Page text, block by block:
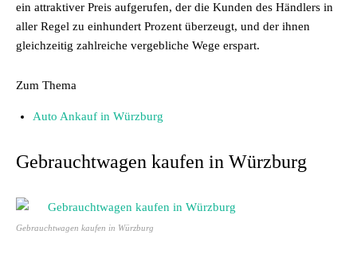
ein attraktiver Preis aufgerufen, der die Kunden des Händlers in
aller Regel zu einhundert Prozent überzeugt, und der ihnen
gleichzeitig zahlreiche vergebliche Wege erspart.
Zum Thema
Auto Ankauf in Würzburg
Gebrauchtwagen kaufen in Würzburg
Gebrauchtwagen kaufen in Würzburg